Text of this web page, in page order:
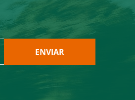
ENVIAR